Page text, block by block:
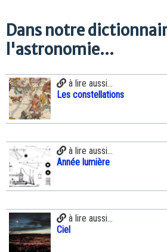
Dans notre
l'astronomie...
à lire aussi...
Les constellations
à lire aussi...
Année lumière
à lire aussi...
Ciel